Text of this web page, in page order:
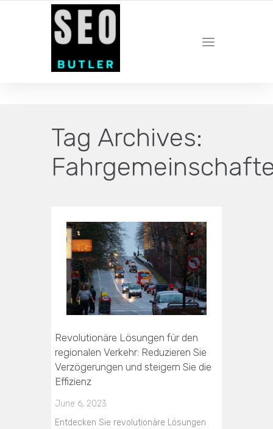
YOUR LOCAL DIGITAL MARKETING AGENCY
Tag Archives:
Revolutionäre Lösungen für den
regionalen Verkehr: Reduzieren Sie
Verzögerungen und steigern Sie die
Effizienz
June 6, 2023
Entdecken Sie revolutionäre Lösungen